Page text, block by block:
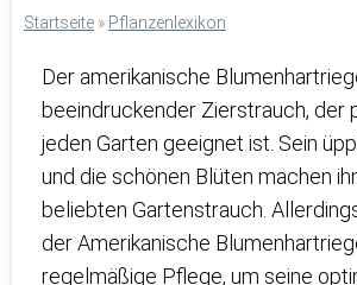
Startseite » Pflanzenlexikon
Der amerikanische
beeindruckender Zierstrauch, der
jeden Garten geeignet ist. Sein
und die schönen Blüten machen
beliebten Gartenstrauch.
der Amerikanische
regelmäßige Pflege, um seine